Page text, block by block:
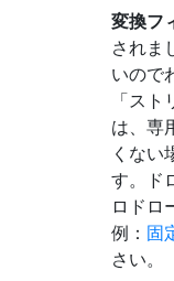
変換フ
されま
いので
「ス
は、専
くない
す。ド
ロドロ
例： 固
さい。